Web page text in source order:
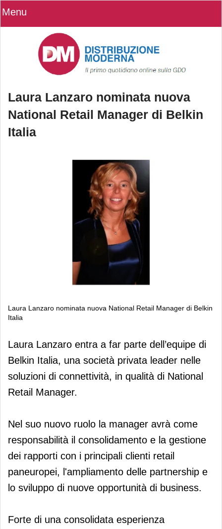
Menu
Laura Lanzaro nominata nuova
National Retail Manager di Belkin
Italia
Laura Lanzaro nominata nuova National Retail Manager di Belkin
Italia
Laura Lanzaro nominata nuova
National Retail Manager di Belkin
Italia
Laura Lanzaro entra a far parte dell’equipe di
Belkin Italia, una società privata leader nelle
soluzioni di connettività, in qualità di National
Retail Manager.
Nel suo nuovo ruolo la manager avrà come
responsabilità il consolidamento e la gestione
dei rapporti con i principali clienti retail
paneuropei, l'ampliamento delle partnership e
lo sviluppo di nuove opportunità di business.
Forte di una consolidata esperienza